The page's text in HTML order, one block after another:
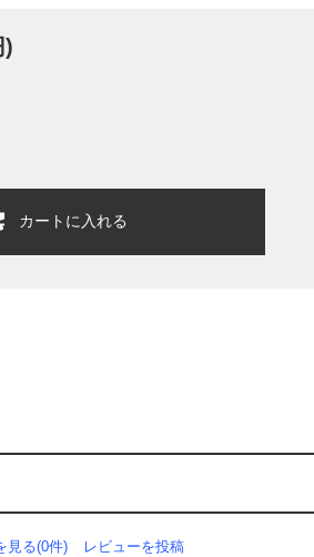
)
カートに入れる
見る(0件) レビューを投稿